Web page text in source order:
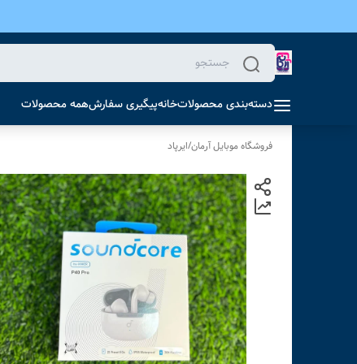
دسته‌بندی محصولاتخانهپیگیری سفارشهمه محصولات
فروشگاه موبایل آرمان/ایرپاد